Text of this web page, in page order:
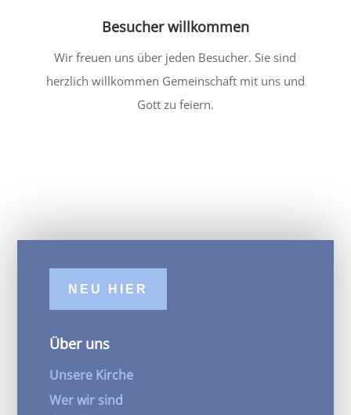
Besucher willkommen
Wir freuen uns über jeden Besucher. Sie sind
herzlich willkommen Gemeinschaft mit uns und
Gott zu feiern.
NEU HIER
Über uns
Unsere Kirche
Wer wir sind